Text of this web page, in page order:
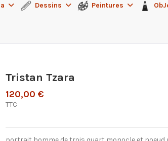
Dessins Peintures
Tristan Tzara
120,00 €
TTC